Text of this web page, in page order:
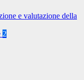
e valutazione della
2